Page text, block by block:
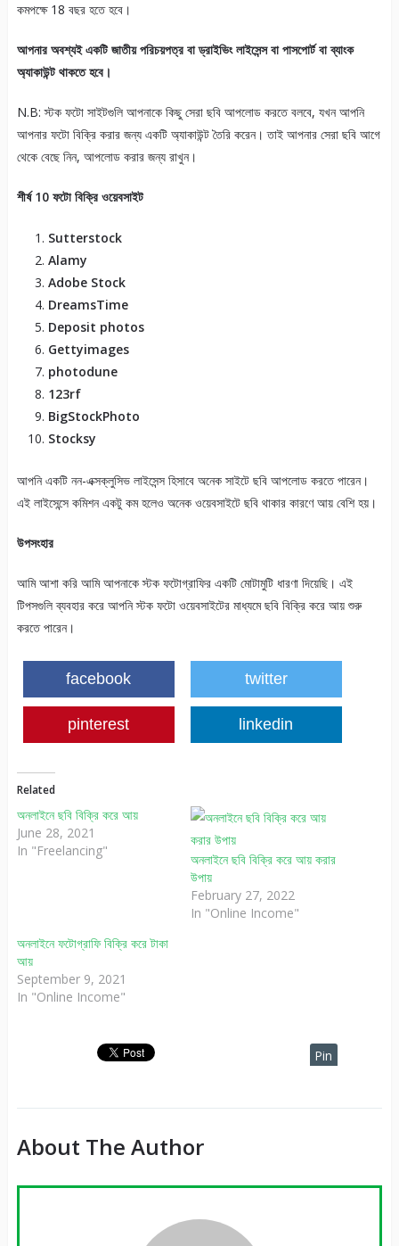
কমপক্ষে 18 বছর হতে হবে।
আপনার অবশ্যই একটি জাতীয় পরিচয়পত্র বা ড্রাইভিং লাইসেন্স বা পাসপোর্ট বা ব্যাংক
অ্যাকাউন্ট থাকতে হবে।
N.B: স্টক ফটো সাইটগুলি আপনাকে কিছু সেরা ছবি আপলোড করতে বলবে, যখন আপনি
আপনার ফটো বিক্রি করার জন্য একটি অ্যাকাউন্ট তৈরি করেন। তাই আপনার সেরা ছবি আগে
থেকে বেছে নিন, আপলোড করার জন্য রাখুন।
শীর্ষ 10 ফটো বিক্রি ওয়েবসাইট
Sutterstock
Alamy
Adobe Stock
DreamsTime
Deposit photos
Gettyimages
photodune
123rf
BigStockPhoto
Stocksy
আপনি একটি নন-এক্সক্লুসিভ লাইসেন্স হিসাবে অনেক সাইটে ছবি আপলোড করতে পারেন।
এই লাইসেন্সে কমিশন একটু কম হলেও অনেক ওয়েবসাইটে ছবি থাকার কারণে আয় বেশি হয়।
উপসংহার
আমি আশা করি আমি আপনাকে স্টক ফটোগ্রাফির একটি মোটামুটি ধারণা দিয়েছি। এই
টিপসগুলি ব্যবহার করে আপনি স্টক ফটো ওয়েবসাইটের মাধ্যমে ছবি বিক্রি করে আয় শুরু
করতে পারেন।
facebook twitter
pinterest linkedin
Related
অনলাইনে ছবি বিক্রি করে আয়
June 28, 2021
In "Freelancing"
অনলাইনে ছবি বিক্রি করে আয় করার
উপায়
February 27, 2022
In "Online Income"
অনলাইনে ফটোগ্রাফি বিক্রি করে টাকা
আয়
September 9, 2021
In "Online Income"
Pin
About The Author